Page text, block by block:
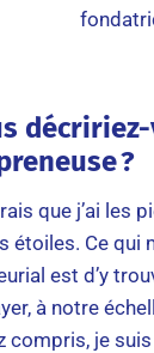
?
que j’ai les
étoiles. Ce qui
est d’y
à notre
compris, je